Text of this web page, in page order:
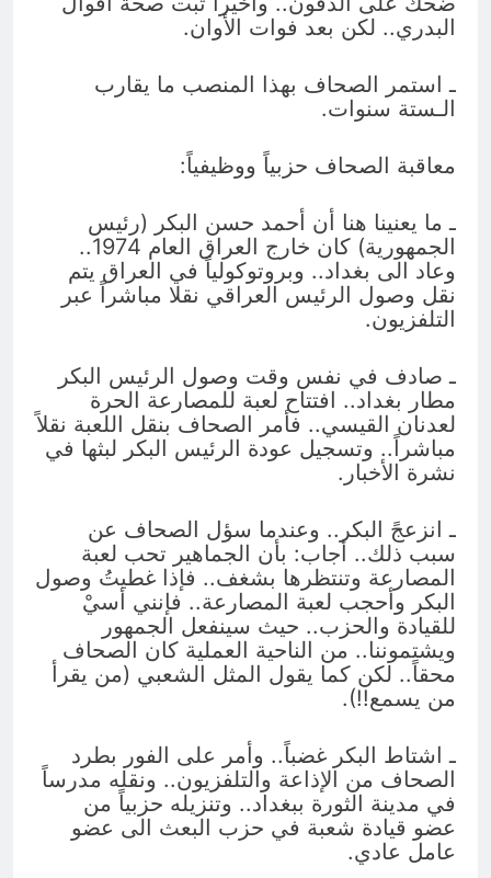
البدري.. لكن بعد فوات الأوان.
ـ استمر الصحاف بهذا المنصب ما يقارب
الـستة سنوات.
معاقبة الصحاف حزبياً ووظيفياً:
ـ ما يعنينا هنا أن أحمد حسن البكر (رئيس
الجمهورية) كان خارج العراق العام 1974..
وعاد الى بغداد.. وبروتوكولياً في العراق يتم
نقل وصول الرئيس العراقي نقلا مباشراً عبر
التلفزيون.
ـ صادف في نفس وقت وصول الرئيس البكر
مطار بغداد.. افتتاح لعبة للمصارعة الحرة
لعدنان القيسي.. فأمر الصحاف بنقل اللعبة نقلاً
مباشراً.. وتسجيل عودة الرئيس البكر لبثها في
نشرة الأخبار.
ـ انزعجً البكر.. وعندما سؤل الصحاف عن
سبب ذلك.. أجاب: بأن الجماهير تحب لعبة
المصارعة وتنتظرها بشغف.. فإذا غطيتُ وصول
البكر وأحجب لعبة المصارعة.. فإنني أسيْ
للقيادة والحزب.. حيث سينفعل الجمهور
ويشتموننا.. من الناحية العملية كان الصحاف
محقاً.. لكن كما يقول المثل الشعبي (من يقرأ
من يسمع!!).
ـ اشتاط البكر غضباً.. وأمر على الفور بطرد
الصحاف من الإذاعة والتلفزيون.. ونقله مدرساً
في مدينة الثورة ببغداد.. وتنزيله حزبياً من
عضو قيادة شعبة في حزب البعث الى عضو
عامل عادي.